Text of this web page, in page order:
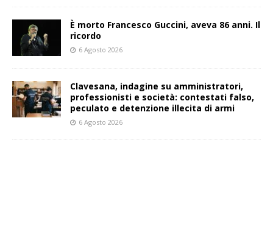
È morto Francesco Guccini, aveva 86 anni. Il
ricordo
6 Agosto 2026
Clavesana, indagine su amministratori,
professionisti e società: contestati falso,
peculato e detenzione illecita di armi
6 Agosto 2026